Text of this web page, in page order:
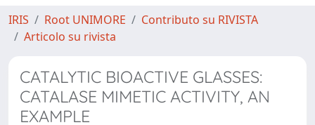
IRIS Root UNIMORE
Contributo su RIVISTA
Articolo su rivista
CATALYTIC BIOACTIVE GLASSES:
CATALASE MIMETIC ACTIVITY, AN
EXAMPLE